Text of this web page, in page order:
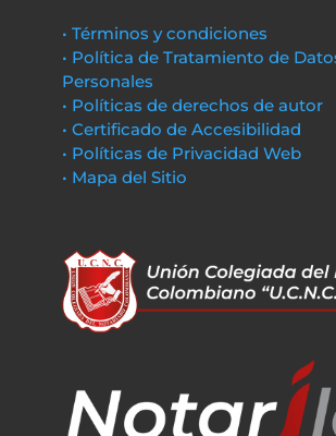
• Términos y condiciones
• Política de Tratamiento de
Personales
• Políticas de derechos de autor
• Certificado de Accesibilidad
• Políticas de Privacidad Web
• Mapa del Sitio